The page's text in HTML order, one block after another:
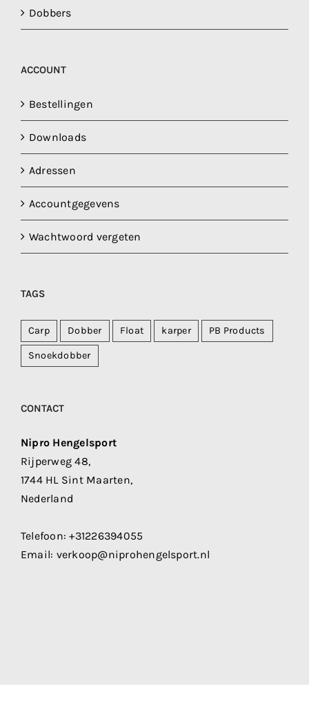
Dobbers
ACCOUNT
Bestellingen
Downloads
Adressen
Accountgegevens
Wachtwoord vergeten
TAGS
Carp Dobber Float karper PB Products
Snoekdobber
CONTACT
Nipro Hengelsport
Rijperweg 48,
1744 HL Sint Maarten,
Nederland
Telefoon:+31226394055
Email: verkoop@niprohengelsport.nl